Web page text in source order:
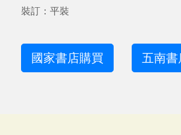
裝訂：平裝
國家書店購買 五南書